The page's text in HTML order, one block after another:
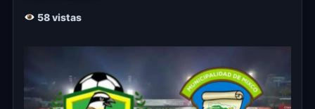
58 vistas